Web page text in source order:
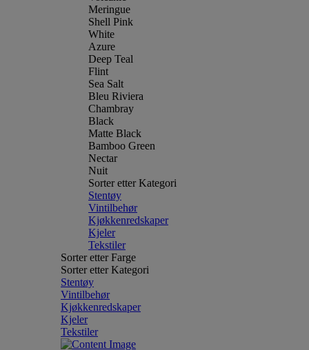
Meringue
Shell Pink
White
Azure
Deep Teal
Flint
Sea Salt
Bleu Riviera
Chambray
Black
Matte Black
Bamboo Green
Nectar
Nuit
Sorter etter Kategori
Stentøy
Vintilbehør
Kjøkkenredskaper
Kjeler
Tekstiler
Sorter etter Farge
Sorter etter Kategori
Stentøy
Vintilbehør
Kjøkkenredskaper
Kjeler
Tekstiler